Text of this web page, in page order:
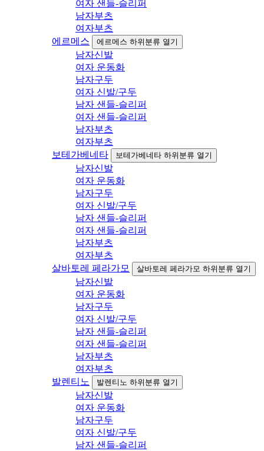
여자 샌들-슬리퍼
남자부츠
여자부츠
에르메스
에르메스 하위분류 열기
남자신발
여자 운동화
남자구두
여자 신발/구두
남자 샌들-슬리퍼
여자 샌들-슬리퍼
남자부츠
여자부츠
보테가베네타
보테가베네타 하위분류 열기
남자신발
여자 운동화
남자구두
여자 신발/구두
남자 샌들-슬리퍼
여자 샌들-슬리퍼
남자부츠
여자부츠
살바토레 페라가모
살바토레 페라가모 하위분류 열기
남자신발
여자 운동화
남자구두
여자 신발/구두
남자 샌들-슬리퍼
여자 샌들-슬리퍼
남자부츠
여자부츠
발렌티노
발렌티노 하위분류 열기
남자신발
여자 운동화
남자구두
여자 신발/구두
남자 샌들-슬리퍼